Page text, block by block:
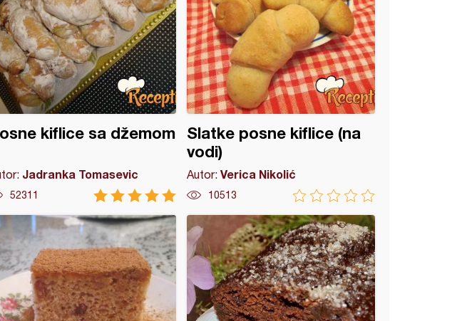
kiflice sa džemom
Jadranka Tomasevic
52311
Slatke posne kiflice (na
vodi)
Autor:Verica Nikolić
10513